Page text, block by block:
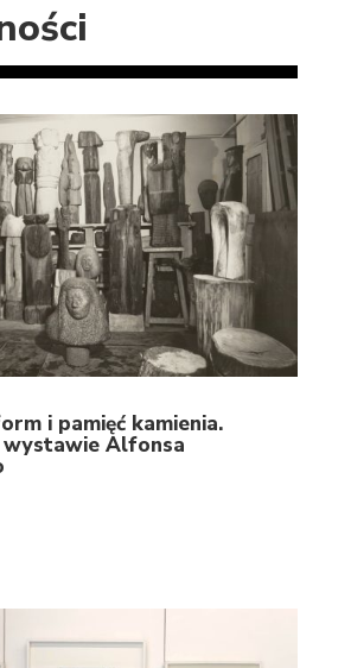
i pamięć kamienia.
Alfonsa